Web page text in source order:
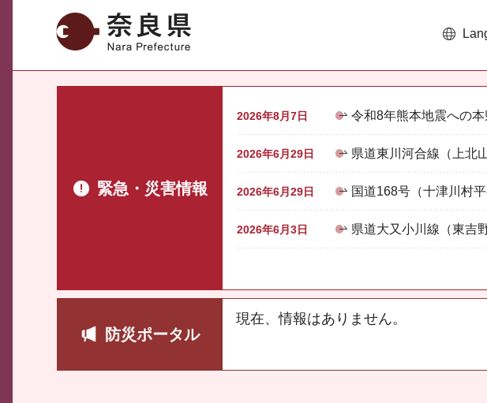
奈良県
緊急・災害情報
2026年8月7日 令和8年熊本地震への
2026年6月29日 県道東川河合線（上北
2026年6月29日 国道168号（十津川村
2026年6月3日 県道大又小川線（東吉
防災ポータル
現在、情報はありません。